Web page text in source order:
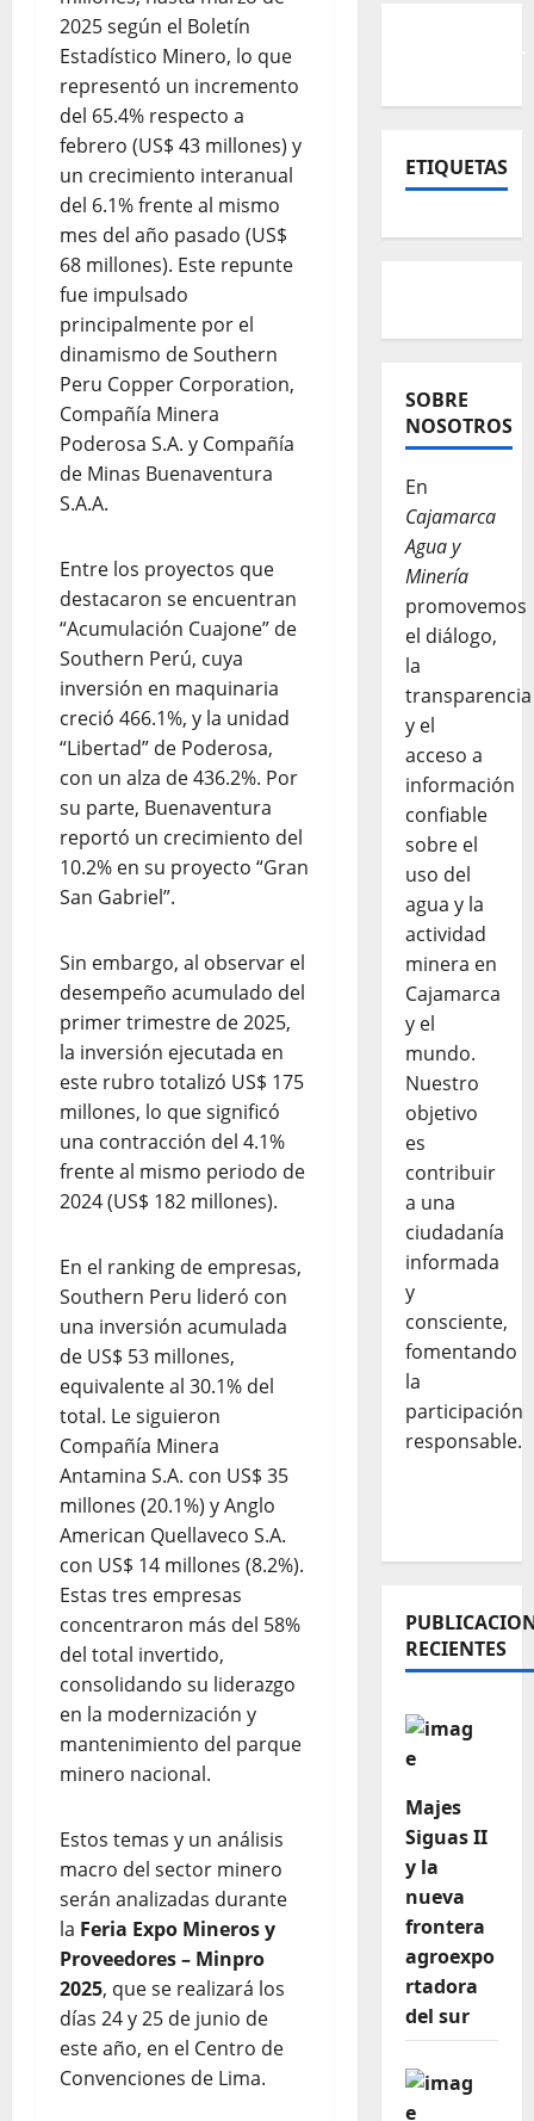
2025 según el Boletín
Estadístico Minero, lo que
representó un incremento
del 65.4% respecto a
febrero (US$ 43 millones) y
un crecimiento interanual
del 6.1% frente al mismo
mes del año pasado (US$
68 millones). Este repunte
fue impulsado
principalmente por el
dinamismo de Southern
Peru Copper Corporation,
Compañía Minera
Poderosa S.A. y Compañía
de Minas Buenaventura
S.A.A.
Entre los proyectos que
destacaron se encuentran
“Acumulación Cuajone” de
Southern Perú, cuya
inversión en maquinaria
creció 466.1%, y la unidad
“Libertad” de Poderosa,
con un alza de 436.2%. Por
su parte, Buenaventura
reportó un crecimiento del
10.2% en su proyecto “Gran
San Gabriel”.
Sin embargo, al observar el
desempeño acumulado del
primer trimestre de 2025,
la inversión ejecutada en
este rubro totalizó US$ 175
millones, lo que significó
una contracción del 4.1%
frente al mismo periodo de
2024 (US$ 182 millones).
En el ranking de empresas,
Southern Peru lideró con
una inversión acumulada
de US$ 53 millones,
equivalente al 30.1% del
total. Le siguieron
Compañía Minera
Antamina S.A. con US$ 35
millones (20.1%) y Anglo
American Quellaveco S.A.
con US$ 14 millones (8.2%).
Estas tres empresas
concentraron más del 58%
del total invertido,
consolidando su liderazgo
en la modernización y
mantenimiento del parque
minero nacional.
Estos temas y un análisis
macro del sector minero
serán analizadas durante
la Feria Expo Mineros y
Proveedores– Minpro
2025, que se realizará los
días 24 y 25 de junio de
este año, en el Centro de
Convenciones de Lima.
ETIQUETAS
SOBRE
NOSOTROS
En
Cajamarca
Agua y
Minería
promovemos
el diálogo,
la
transparencia
y el
acceso a
información
confiable
sobre el
uso del
agua y la
actividad
minera en
Cajamarca
y el
mundo.
Nuestro
objetivo
es
contribuir
a una
ciudadanía
informada
y
consciente,
fomentando
la
participación
responsable.
RECIENTES
Majes
Siguas II
y la
nueva
frontera
agroexpo
rtadora
del sur